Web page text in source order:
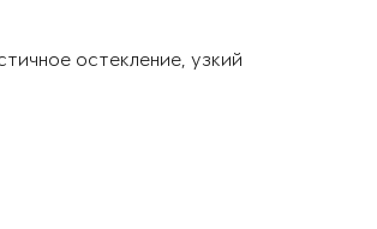
остекление, узкий